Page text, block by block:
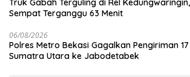
Truk Gabah Terguling di Rel
Sempat Terganggu 63 Menit
06/08/2026
Polres Metro Bekasi Gagalkan Pengiriman
Sumatra Utara ke Jabodetabek